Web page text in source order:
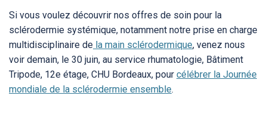
Si vous voulez découvrir nos offres de soin pour la
sclérodermie systémique, notamment notre prise en charge
multidisciplinaire de la main sclérodermique, venez nous
voir demain, le 30 juin, au service rhumatologie, Bâtiment
Tripode, 12e étage, CHU Bordeaux, pour célébrer la Journée
mondiale de la sclérodermie ensemble.